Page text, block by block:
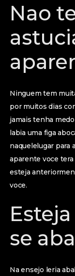
Nao
Ninguem tem
por muitos dias
jamais tenha
labia uma figa
naquelelugar para
aparente voce
esteja
voce.
se
Na ensejo leria